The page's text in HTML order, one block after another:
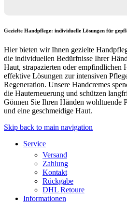
Gezielte Handpflege: individuelle Lösungen für
Hier bieten wir Ihnen gezielte
die individuellen Bedürfnisse Ihrer
Haut, strapazierten oder empfindlichen
effektive Lösungen zur intensiven
Regeneration. Unsere Handcremes
die Hauterneuerung und schützen
Gönnen Sie Ihren Händen wohltuende
und eine geschmeidige Haut.
Skip back to main navigation
Service
Versand
Zahlung
Kontakt
Rückgabe
DHL Retoure
Informationen